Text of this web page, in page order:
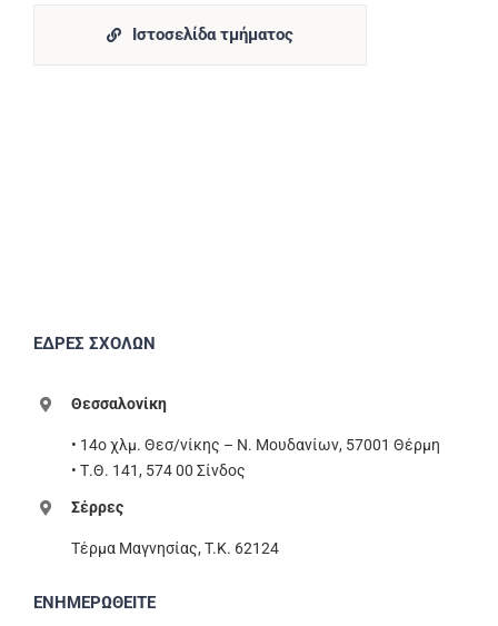
Ιστοσελίδα τμήματος
ΕΔΡΕΣ ΣΧΟΛΩΝ
Θεσσαλονίκη
• 14ο χλμ. Θεσ/νίκης – Ν. Μουδανίων, 57001 Θέρμη
• Τ.Θ. 141, 574 00 Σίνδος
Σέρρες
Τέρμα Μαγνησίας, T.K. 62124
ΕΝΗΜΕΡΩΘΕΙΤΕ